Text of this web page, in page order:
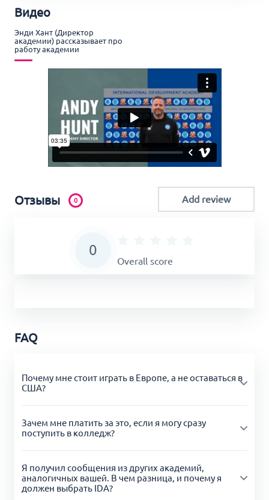
Видео
Энди Хант (Директор
академии) рассказывает про
работу академии
Отзывы 0 Add review
0
Overall score
FAQ
Почему мне стоит играть в Европе, а не оставаться в
США?
Доказано, что обучение в наших академиях в Европе
развивает вас как игрока в условиях высокой
клубами и реализуете свои амбиции в игре. Если вы
ориентируетесь на студенческий футбол в колледже,
то обучение в наших академиях поможет вам
Зачем мне платить за это, если я могу сразу
поступить в колледж?
Играя в одной из наших академий с постоянным
проживанием, вы не только будете развиваться как
игрок, но и получите больше возможностей для
Я получил сообщения из других академий,
аналогичных вашей. В чем разница, и почему я
должен выбрать IDA?